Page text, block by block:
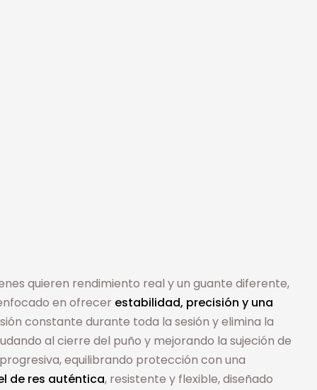
quieren rendimiento real y un guante diferente,
en ofrecer estabilidad, precisión y una
constante durante toda la sesión y elimina la
al cierre del puño y mejorando la sujeción de
equilibrando protección con una
de res auténtica, resistente y flexible, diseñado